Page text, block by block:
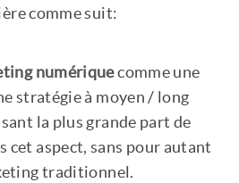
comme suit:
numériquecomme une
stratégie à moyen / long
la plus grande part de
cet aspect, sans pour autant
traditionnel.